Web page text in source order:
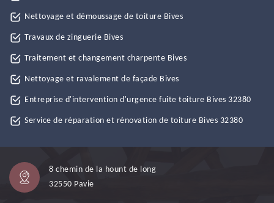
Nettoyage et démoussage de toiture Bives
Travaux de zinguerie Bives
Traitement et changement charpente Bives
Nettoyage et ravalement de façade Bives
Entreprise d'intervention d'urgence fuite toiture Bives 32380
Service de réparation et rénovation de toiture Bives 32380
8 chemin de la hount de long
32550 Pavie